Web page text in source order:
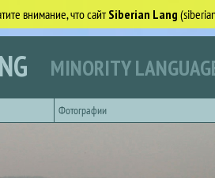
внимание, что сайтSiberian Lang
MINORITY
Фотографии